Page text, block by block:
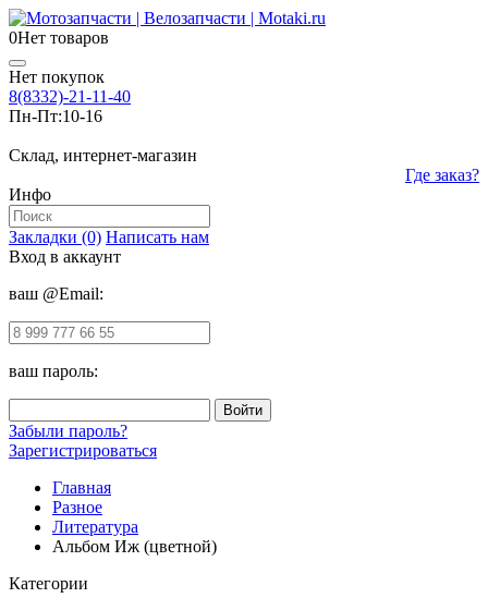
0Нет товаров
Нет покупок
8(8332)-21-11-40
Пн-Пт:10-16
Склад, интернет-магазин
Где заказ?
Инфо
Закладки (0) Написать нам
Вход в аккаунт
ваш @Email:
ваш пароль:
Забыли пароль?
Зарегистрироваться
Главная
Разное
Литература
Альбом Иж (цветной)
Категории